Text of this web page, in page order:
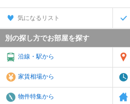
気になるリスト
別の探し方でお部屋を探す
沿線・駅から
家賃相場から
物件特集から